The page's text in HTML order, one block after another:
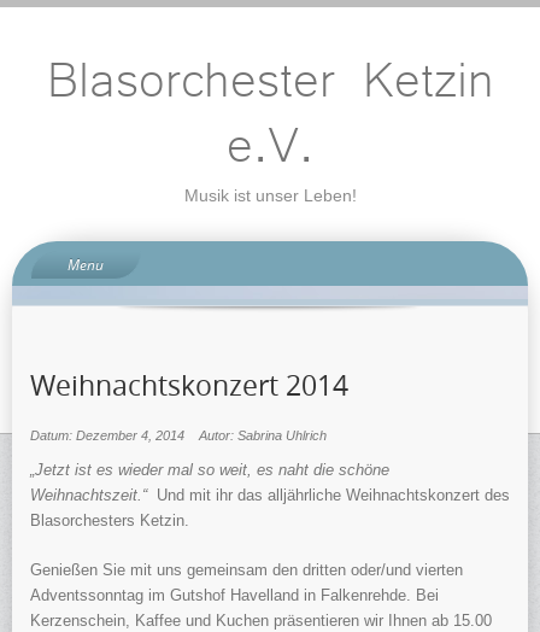
Blasorchester Ketzin
e.V.
Musik ist unser Leben!
Menu
Willkommen
Termine
60 Jahre Blasorchester
Aktuelle Fotos
Fotos bis 2012
Weihnachtskonzert 2014
Datum: Dezember 4, 2014 Autor: Sabrina Uhlrich
„Jetzt ist es wieder mal so weit, es naht die schöne
Weihnachtszeit.“Und mit ihr das alljährliche Weihnachtskonzert des
Blasorchesters Ketzin.
Genießen Sie mit uns gemeinsam den dritten oder/und vierten
Adventssonntag im Gutshof Havelland in Falkenrehde. Bei
Kerzenschein, Kaffee und Kuchen präsentieren wir Ihnen ab 15.00